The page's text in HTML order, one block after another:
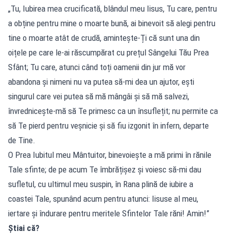
„Tu, Iubirea mea crucificată, blândul meu Iisus, Tu care, pentru
a obține pentru mine o moarte bună, ai binevoit să alegi pentru
tine o moarte atât de crudă, amintește-Ți că sunt una din
oițele pe care le-ai răscumpărat cu prețul Sângelui Tău Prea
Sfânt; Tu care, atunci când toți oamenii din jur mă vor
abandona și nimeni nu va putea să-mi dea un ajutor, ești
singurul care vei putea să mă mângâi și să mă salvezi,
învrednicește-mă să Te primesc ca un însuflețit; nu permite ca
să Te pierd pentru veșnicie și să fiu izgonit în infern, departe
de Tine.
O Prea Iubitul meu Mântuitor, binevoiește a mă primi în rănile
Tale sfinte; de pe acum Te îmbrățișez și voiesc să-mi dau
sufletul, cu ultimul meu suspin, în Rana plină de iubire a
coastei Tale, spunând acum pentru atunci: Iisuse al meu,
iertare și îndurare pentru meritele Sfintelor Tale răni! Amin!”
Știai că?